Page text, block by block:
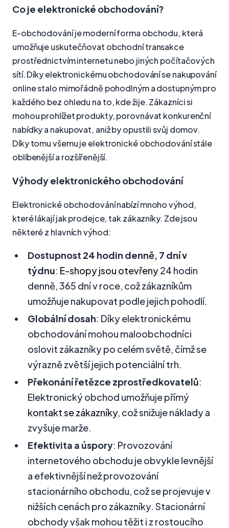
Co je elektronické obchodování?
E-obchodování je moderní forma obchodu, která
umožňuje uskutečňovat obchodní transakce
prostřednictvím internetu nebo jiných počítačových
sítí. Díky elektronickému obchodování se nakupování
online stalo mimořádně pohodlným a dostupným pro
každého bez ohledu na to, kde žije. Zákazníci si
mohou prohlížet produkty, porovnávat konkurenční
nabídky a nakupovat, aniž by opustili svůj domov.
Díky tomu všemu je elektronické obchodování stále
oblíbenější a rozšířenější.
Výhody elektronického obchodování
Elektronické obchodování nabízí mnoho výhod,
které lákají jak prodejce, tak zákazníky. Zde jsou
některé z hlavních výhod:
Dostupnost 24 hodin denně, 7 dní v
týdnu: E-shopy jsou otevřeny24 hodin
denně, 365 dní v roce, což zákazníkům
umožňuje nakupovat podle jejich pohodlí.
Globální dosah: Díky elektronickému
obchodování mohou maloobchodníci
oslovit zákazníky po celém světě, čímž se
výrazně zvětší jejich potenciální trh.
Překonání řetězce zprostředkovatelů:
Elektronický obchod umožňuje přímý
kontakt se zákazníky, což snižuje náklady a
zvyšuje marže.
Efektivita a úspory: Provozování
internetového obchodu je obvykle levnější
a efektivnější než provozování
stacionárního obchodu, což se projevuje v
nižších cenách pro zákazníky. Stacionární
obchody však mohou těžit i z rostoucího